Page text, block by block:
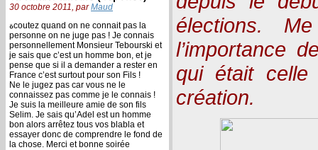
30 octobre 2011, parMaud
ةcoutez quand on ne connait pas la
personne on ne juge pas ! Je connais
personnellement Monsieur Tebourski et
je sais que c’est un homme bon, et je
pense que si il a demander a rester en
France c’est surtout pour son Fils !
Ne le jugez pas car vous ne le
connaissez pas comme je le connais !
Je suis la meilleure amie de son fils
Selim. Je sais qu’Adel est un homme
bon alors arrêtez tous vos blabla et
essayer donc de comprendre le fond de
la chose. Merci et bonne soirée
élections.
l’importance
qui était
création.